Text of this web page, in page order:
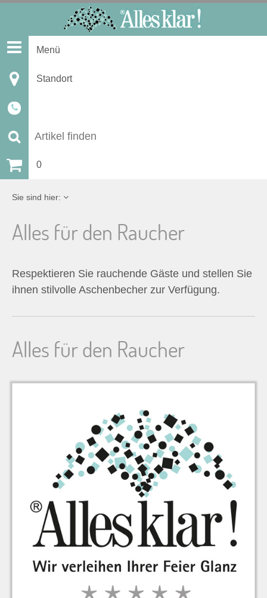
Menü
Standort
c
h
n
0
Sie sind hier:
Alles für den Raucher
Respektieren Sie rauchende Gäste und stellen Sie
ihnen stilvolle Aschenbecher zur Verfügung.
Alles für den Raucher